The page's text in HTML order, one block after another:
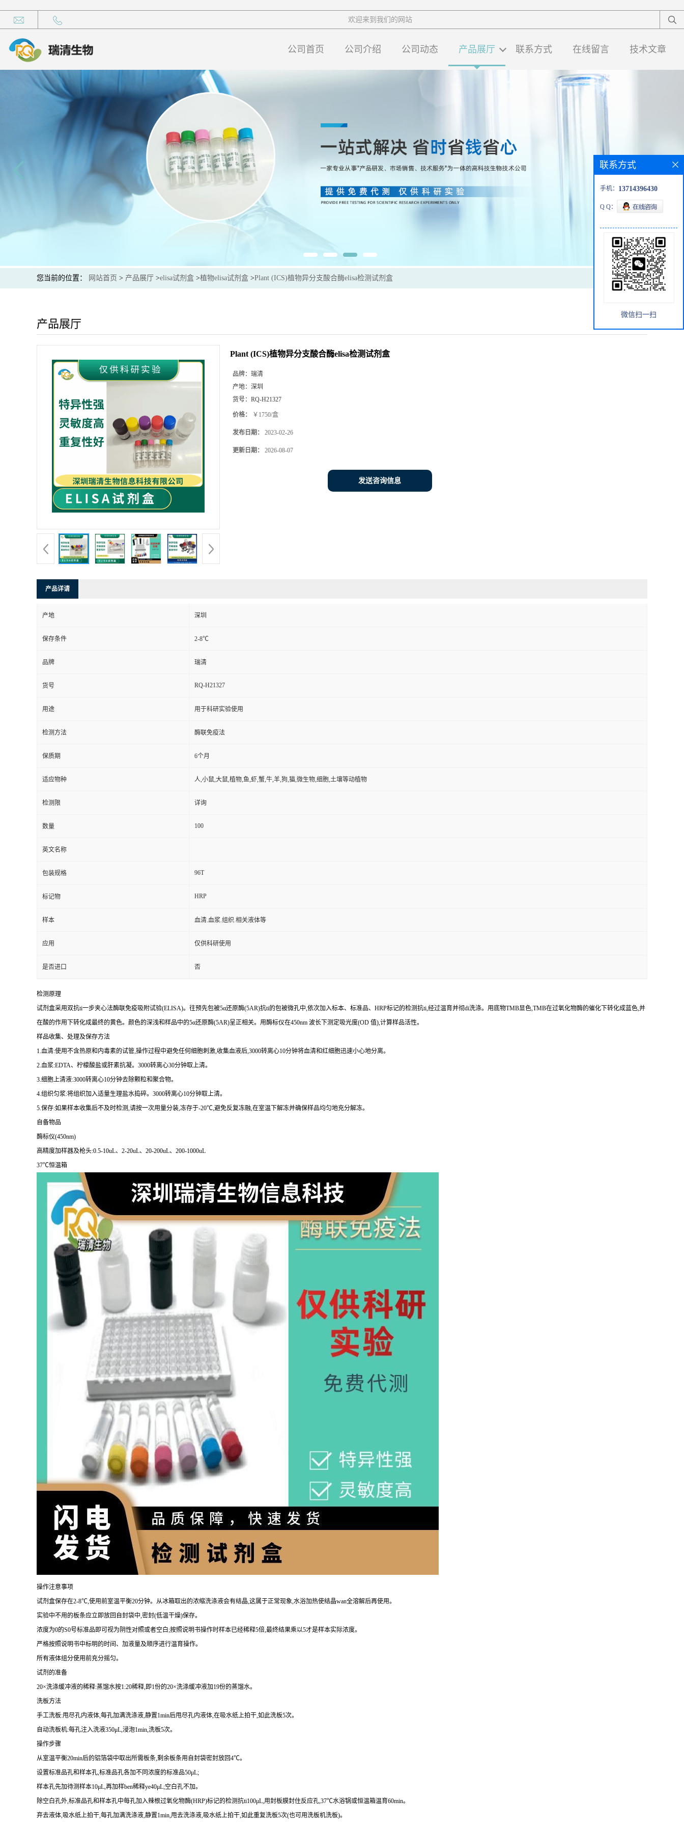
欢迎来到我们的网站
公司首页 公司介绍 公司动态 产品展厅 联系方式 在线留言 技术文章
您当前的位置： 网站首页 > 产品展厅 >elisa试剂盒 >植物elisa试剂盒 >Plant (ICS)植物异分支酸合酶elisa检测试剂盒
产品展厅
Plant (ICS)植物异分支酸合酶elisa检测试剂盒
品牌： 瑞清
产地： 深圳
货号： RQ-H21327
价格： ￥1750/盒
发布日期： 2023-02-26
更新日期： 2026-08-07
发送咨询信息
产品详请
产地 深圳
保存条件 2-8℃
品牌 瑞清
货号 RQ-H21327
用途 用于科研实验使用
检测方法 酶联免疫法
保质期 6个月
适应物种 人,小鼠,大鼠,植物,鱼,虾,蟹,牛,羊,狗,猫,微生物,细胞,土壤等动植物
检测限 详询
数量 100
英文名称
包装规格 96T
标记物 HRP
样本 血清.血浆.组织.相关液体等
应用 仅供科研使用
是否进口 否
检测原理
试剂盒采用双抗ti一步夹心法酶联免疫吸附试验(ELISA)。往预先包被5α还原酶(5AR)抗ti的包被微孔中,依次加入标本、标准品、 HRP标记的检测抗ti,经过温育并彻di洗涤。用底物TMB显色,TMB在过氧化物酶的催化下转化成蓝色,并
在酸的作用下转化成最终的黄色。颜色的深浅和样品中的5α还原酶(5AR)呈正相关。用酶标仪在450nm 波长下测定吸光度(OD 值),计算样品活性。
样品收集、处理及保存方法
1.血清:使用不含热原和内毒素的试管,操作过程中避免任何细胞刺激,收集血液后,3000转离心10分钟将血清和红细胞迅速小心地分离。
2.血浆:EDTA、柠檬酸盐或肝素抗凝。 3000转离心30分钟取上清。
3.细胞上清液:3000转离心10分钟去除颗粒和聚合物。
4.组织匀浆:将组织加入适量生理盐水捣碎。 3000转离心10分钟取上清。
5.保存:如果样本收集后不及时检测,请按一次用量分装,冻存于-20℃,避免反复冻融,在室温下解冻并确保样品均匀地充分解冻。
自备物品
酶标仪(450nm)
高精度加样器及枪头:0.5-10uL、 2-20uL、 20-200uL、 200-1000uL
37℃恒温箱
操作注意事项
试剂盒保存在2-8℃,使用前室温平衡20分钟。从冰箱取出的浓缩洗涤液会有结晶,这属于正常现象,水浴加热使结晶wan全溶解后再使用。
实验中不用的板条应立即放回自封袋中,密封(低温干燥)保存。
浓度为0的S0号标准品即可视为阴性对照或者空白;按照说明书操作时样本已经稀释5倍,最终结果乘以5才是样本实际浓度。
严格按照说明书中标明的时间、加液量及顺序进行温育操作。
所有液体组分使用前充分摇匀。
试剂的准备
20×洗涤缓冲液的稀释:蒸馏水按1:20稀释,即1份的20×洗涤缓冲液加 19份的蒸馏水。
洗板方法
手工洗板:甩尽孔内液体,每孔加满洗涤液,静置1min后甩尽孔内液体,在吸水纸上拍干,如此洗板5次。
自动洗板机:每孔注入洗液350μL,浸泡1min,洗板5次。
操作步骤
从室温平衡20min后的铝箔袋中取出所需板条,剩余板条用自封袋密封放回4℃。
设置标准品孔和样本孔,标准品孔各加不同浓度的标准品50μL;
样本孔先加待测样本10μL,再加样ben稀释ye40μL;空白孔不加。
除空白孔外,标准品孔和样本孔中每孔加入辣根过氧化物酶(HRP)标记的检测抗ti100μL,用封板膜封住反应孔,37℃水浴锅或恒温箱温育60min。
弃去液体,吸水纸上拍干,每孔加满洗涤液,静置1min,甩去洗涤液,吸水纸上拍干,如此重复洗板5次(也可用洗板机洗板)。
联系方式
手机： 13714396430
Q Q：
微信扫一扫